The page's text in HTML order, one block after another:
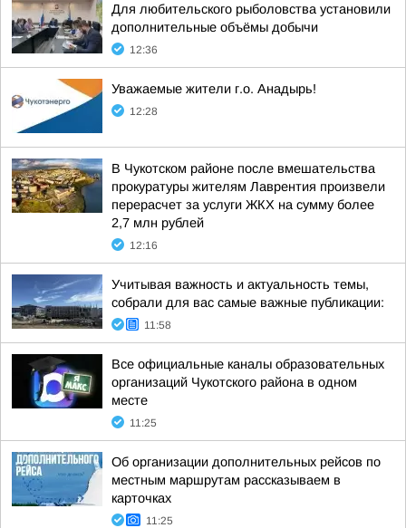
Для любительского рыболовства установили
дополнительные объёмы добычи
12:36
Уважаемые жители г.о. Анадырь!
12:28
В Чукотском районе после вмешательства
прокуратуры жителям Лаврентия произвели
перерасчет за услуги ЖКХ на сумму более
2,7 млн рублей
12:16
Учитывая важность и актуальность темы,
собрали для вас самые важные публикации:
11:58
Все официальные каналы образовательных
организаций Чукотского района в одном
месте
11:25
Об организации дополнительных рейсов по
местным маршрутам рассказываем в
карточках
11:25